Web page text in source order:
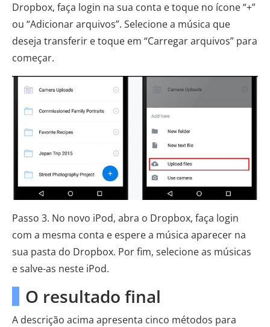
Dropbox, faça login na sua conta e toque no ícone “+”
ou “Adicionar arquivos”. Selecione a música que
deseja transferir e toque em “Carregar arquivos” para
começar.
Passo 3. No novo iPod, abra o Dropbox, faça login
com a mesma conta e espere a música aparecer na
sua pasta do Dropbox. Por fim, selecione as músicas
e salve-as neste iPod.
O resultado final
A descrição acima apresenta cinco métodos para